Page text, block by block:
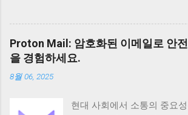
명 이상의 신규 사용자가 가
성장하고 있으며 다양한 기
으로 많은 사용자들의 호평
앱은 단순한 스캔 기능을 넘
그리고 협업까지 지원하여 업
이드 기반 애플리케이션으
Proton Mail: 암호화된 이메일로 안
을 경험하세요.
8월 06, 2025
현대 사회에서 소통의 중요